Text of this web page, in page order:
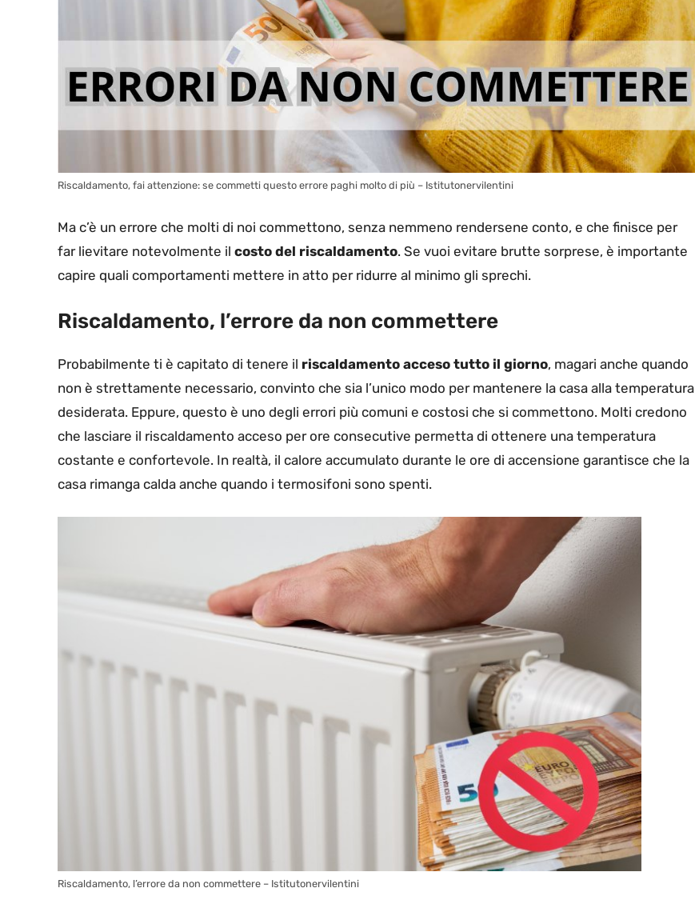
Riscaldamento, fai attenzione: se commetti questo errore paghi molto di più – Istitutonervilentini
Ma c’è un errore che molti di noi commettono, senza nemmeno rendersene conto, e che finisce per
far lievitare notevolmente il costo del riscaldamento. Se vuoi evitare brutte sorprese, è importante
capire quali comportamenti mettere in atto per ridurre al minimo gli sprechi.
Riscaldamento, l’errore da non commettere
Probabilmente ti è capitato di tenere il riscaldamento acceso tutto il giorno, magari anche quando
non è strettamente necessario, convinto che sia l’unico modo per mantenere la casa alla temperatura
desiderata. Eppure, questo è uno degli errori più comuni e costosi che si commettono. Molti credono
che lasciare il riscaldamento acceso per ore consecutive permetta di ottenere una temperatura
costante e confortevole. In realtà, il calore accumulato durante le ore di accensione garantisce che la
casa rimanga calda anche quando i termosifoni sono spenti.
Riscaldamento, l’errore da non commettere – Istitutonervilentini